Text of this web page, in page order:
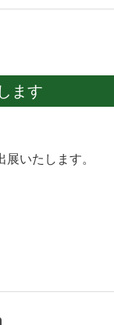
ます
いたします。